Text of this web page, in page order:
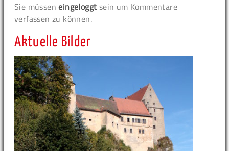
Sie müsseneingeloggt sein um Kommentare
verfassen zu können.
Aktuelle Bilder